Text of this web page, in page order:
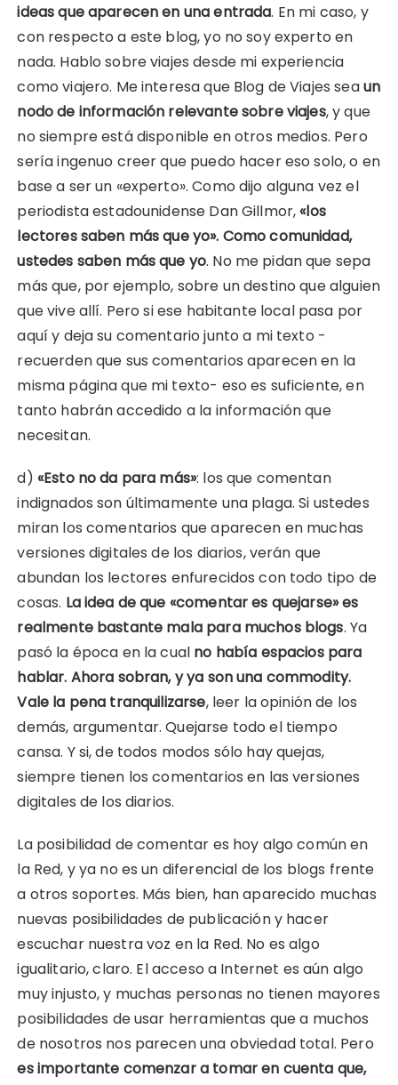
ideas que aparecen en una entrada. En mi caso, y
con respecto a este blog, yo no soy experto en
nada. Hablo sobre viajes desde mi experiencia
como viajero. Me interesa que Blog de Viajes seaun
nodo de información relevante sobre viajes, y que
no siempre está disponible en otros medios. Pero
sería ingenuo creer que puedo hacer eso solo, o en
base a ser un «experto». Como dijo alguna vez el
periodista estadounidense Dan Gillmor,«los
lectores saben más que yo». Como comunidad,
ustedes saben más que yo. No me pidan que sepa
más que, por ejemplo, sobre un destino que alguien
que vive allí. Pero si ese habitante local pasa por
aquí y deja su comentario junto a mi texto -
recuerden que sus comentarios aparecen en la
misma página que mi texto- eso es suficiente, en
tanto habrán accedido a la información que
necesitan.
d) «Esto no da para más»: los que comentan
indignados son últimamente una plaga. Si ustedes
miran los comentarios que aparecen en muchas
versiones digitales de los diarios, verán que
abundan los lectores enfurecidos con todo tipo de
cosas. La idea de que «comentar es quejarse» es
realmente bastante mala para muchos blogs. Ya
pasó la época en la cual no había espacios para
hablar. Ahora sobran, y ya son una commodity.
Vale la pena tranquilizarse, leer la opinión de los
demás, argumentar. Quejarse todo el tiempo
cansa. Y si, de todos modos sólo hay quejas,
siempre tienen los comentarios en las versiones
digitales de los diarios.
La posibilidad de comentar es hoy algo común en
la Red, y ya no es un diferencial de los blogs frente
a otros soportes. Más bien, han aparecido muchas
nuevas posibilidades de publicación y hacer
escuchar nuestra voz en la Red. No es algo
igualitario, claro. El acceso a Internet es aún algo
muy injusto, y muchas personas no tienen mayores
posibilidades de usar herramientas que a muchos
de nosotros nos parecen una obviedad total. Pero
es importante comenzar a tomar en cuenta que,